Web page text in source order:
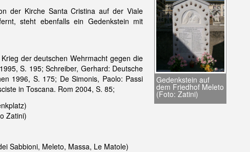
Gedenkstein auf
dem Friedhof Meleto
(Foto: Zatini)
der Kirche Santa Cristina auf der Viale
steht ebenfalls ein Gedenkstein mit
der deutschen Wehrmacht gegen die
S. 195; Schreiber, Gerhard: Deutsche
1996, S. 175; De Simonis, Paolo: Passi
in Toscana. Rom 2004, S. 85;
Zatini)
Sabbioni, Meleto, Massa, Le Matole)